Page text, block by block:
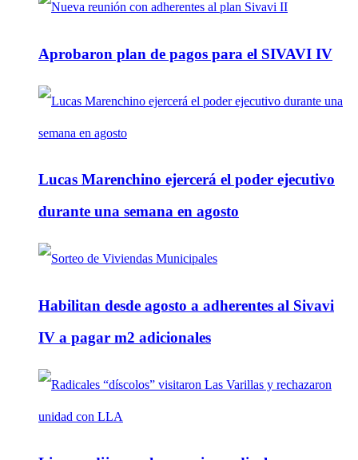
Aprobaron plan de pagos para el SIVAVI IV
Lucas Marenchino ejercerá el poder ejecutivo
durante una semana en agosto
Habilitan desde agosto a adherentes al Sivavi
IV a pagar m2 adicionales